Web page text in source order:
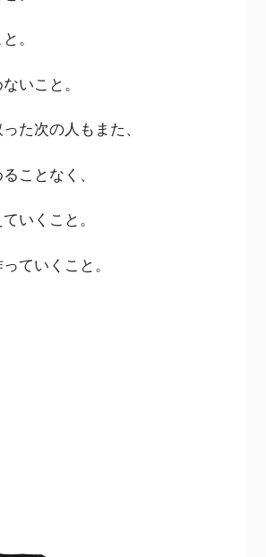
。
いこと。
た次の人もまた、
ことなく、
いくこと。
ていくこと。